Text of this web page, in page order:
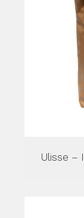
Ulisse –